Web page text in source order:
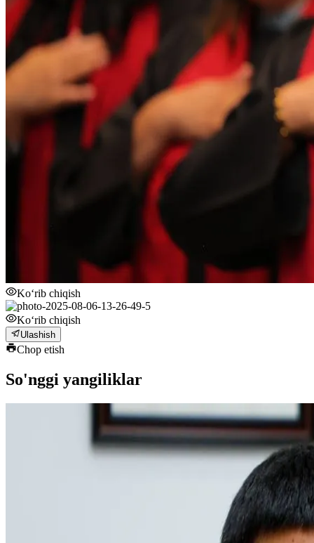
Ko‘rib chiqish
Ko‘rib chiqish
Ulashish
Chop etish
So'nggi yangiliklar